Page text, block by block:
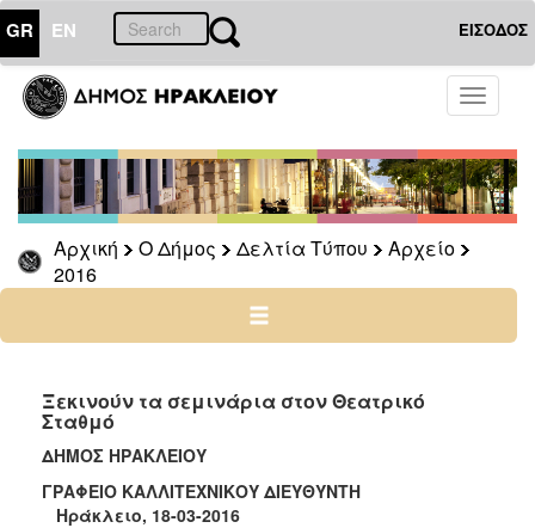
GR EN ΕΙΣΟΔΟΣ
Toggle
Αρχική Ο Δήμος Δελτία Τύπου
Αρχείο
2016
ΔΗΜΟΣ
Δελτία
Τύπου
Αρχείο
2026
2025
2022
2021
2020
2019
Ξεκινούν τα σεμινάρια στον Θεατρικό
Σταθμό
ΔΗΜΟΣ ΗΡΑΚΛΕΙΟΥ
ΓΡΑΦΕΙΟ ΚΑΛΛΙΤΕΧΝΙΚΟΥ ΔΙΕΥΘΥΝΤΗ
Ηράκλειο, 18-03-2016